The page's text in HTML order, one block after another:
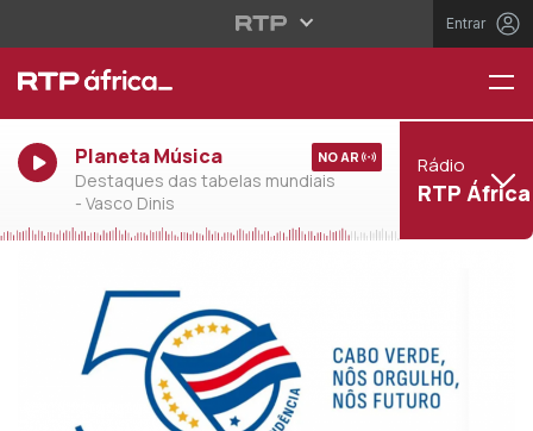
Entrar
Planeta Música
Destaques das tabelas mundiais
- Vasco Dinis
NO AR Rádio
RTP África